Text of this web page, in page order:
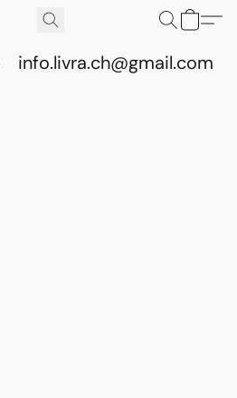
info.livra.ch@gmail.com